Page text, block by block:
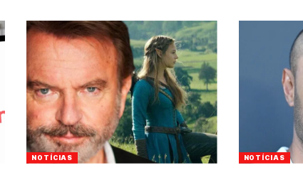
NOTÍCIAS NOTÍCIAS